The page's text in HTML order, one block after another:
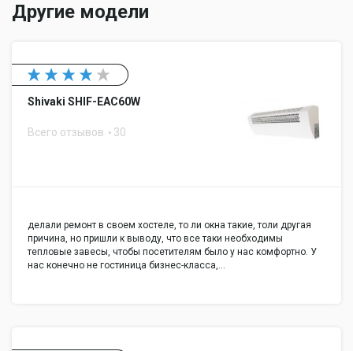
Другие модели
Shivaki SHIF-EAC60W
Всего отзывов 30
делали ремонт в своем хостеле, то ли окна такие, толи другая
причина, но пришли к выводу, что все таки необходимы
тепловые завесы, чтобы посетителям было у нас комфортно. У
нас конечно не гостиница бизнес-класса,…